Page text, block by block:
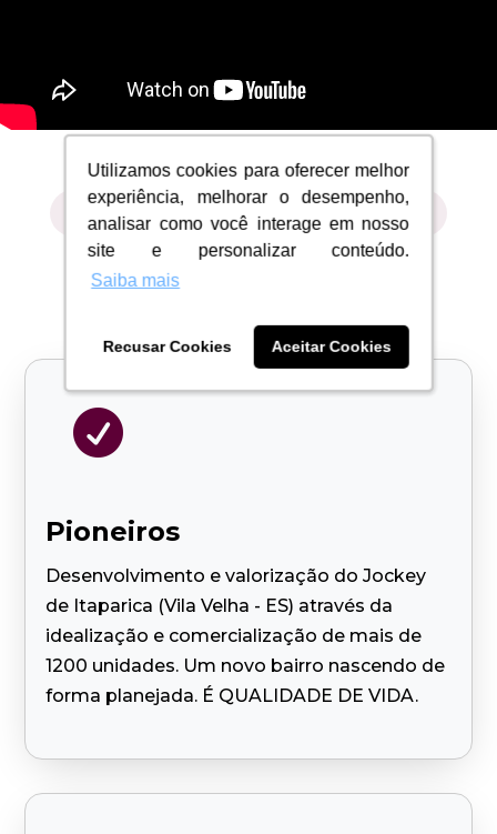
Utilizamos cookies para oferecer melhor
experiência, melhorar o desempenho,
analisar como você interage em nosso
site e personalizar conteúdo.
Saiba mais
Recusar Cookies Aceitar Cookies
Utilizamos cookies para oferecer melhor
experiência, melhorar o desempenho,
analisar como você interage em nosso
site e personalizar conteúdo.
Saiba mais
Recusar Cookies Aceitar Cookies
Somos únicos
Diferenciais da Argo

Pioneiros
Desenvolvimento e valorização do Jockey
de Itaparica (Vila Velha - ES) através da
idealização e comercialização de mais de
1200 unidades. Um novo bairro nascendo de
forma planejada. É QUALIDADE DE VIDA.